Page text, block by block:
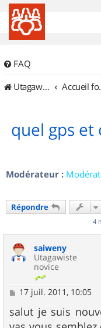
FAQ
UtagawaVTT (Randos VTT et VTTAE avec traces GPS)
quel gps
Modérateur :
Répondre
4
saiweny
Utagawiste
novice
M
s
s
17 juil. 2011, 10:05
salut je suis